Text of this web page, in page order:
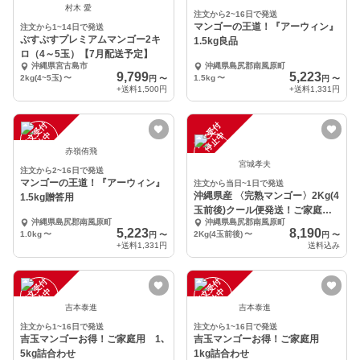
村木 愛
注文から1~14日で発送
ぷすぷすプレミアムマンゴー2キ
ロ（4～5玉）【7月配送予定】
沖縄県宮古島市
2kg(4~5玉)〜 9,799円 〜
+送料1,500円
注文から2~16日で発送
マンゴーの王道！『アーウィン』
1.5kg良品
沖縄県島尻郡南風原町
1.5kg 〜 5,223円 〜
+送料1,331円
注
文
受
付
停
止
中 赤嶺侑飛
注文から2~16日で発送
マンゴーの王道！『アーウィン』
1.5kg贈答用
沖縄県島尻郡南風原町
1.0kg〜 5,223円 〜
+送料1,331円
注
文
受
付
停
止
中
宮城孝夫
注文から当日~1日で発送
沖縄県産 〈完熟マンゴー〉2Kg(4
玉前後)クール便発送！ご家庭用/
贈答用
沖縄県島尻郡南風原町
2Kg(4玉前後) 〜 8,190円 〜
送料込み
注
文
受
付
停
止
中 吉本泰進
注文から1~16日で発送
吉玉マンゴーお得！ご家庭用 1､
5kg詰合わせ
注
文
受
付
停
止
中 吉本泰進
注文から1~16日で発送
吉玉マンゴーお得！ご家庭用
1kg詰合わせ